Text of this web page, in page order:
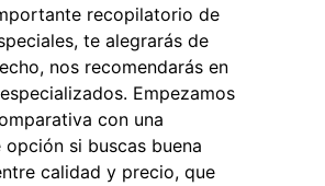
recopilatorio de
te alegrarás de
nos recomendarás en
Empezamos
con una
opción si buscas buena
calidad y precio, que